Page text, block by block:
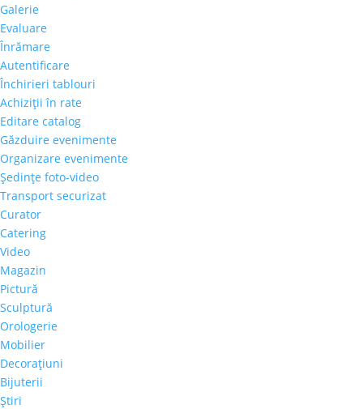
Galerie
Evaluare
Înrămare
Autentificare
Închirieri tablouri
Achiziţii în rate
Editare catalog
Găzduire evenimente
Organizare evenimente
Şedinţe foto-video
Transport securizat
Curator
Catering
Video
Magazin
Pictură
Sculptură
Orologerie
Mobilier
Decoraţiuni
Bijuterii
Ştiri